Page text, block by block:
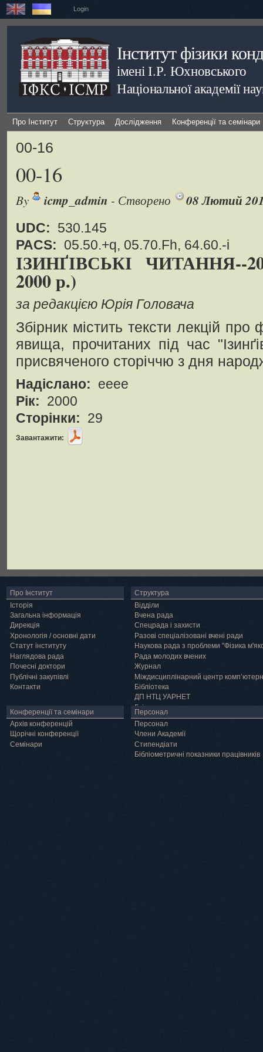
Login
Інститут фізики
імені І.Р. Юхновського
Національної академії
Про Інститут Структура Дослідження Конференції та семінари
00-16
00-16
By icmp_admin - Створено 08 Лютий
UDC: 530.145
PACS: 05.50.+q, 05.70.Fh, 64.60.-i
ІЗИНҐІВСЬКІ ЧИТАННЯ--
2000 р.)
за редакцією Юрія Головача
Збірник містить тексти лекцій про
явища, прочитаних під час
присвяченого сторіччю з дня
Надіслано: eeee
Рік: 2000
Сторінки: 29
Завантажити:
Про Інститут
Історія
Загальна інформація
Дирекція
Хронологія / основні дати
Статут інституту
Наглядова рада
Почесні доктори
Публічні закупівлі
Контакти
Структура
Відділи
Вчена рада
Спецрада і захисти
Разові спеціалізовані вчені ради
Наукова рада з проблеми "Фізика
Рада молодих вчених
Журнал
Міждисциплінарний центр
Бібліотека
ДП НТЦ УАРНЕТ
Грід
Конференції та семінари
Архів конференцій
Щорічні конференції
Семінари
Персонал
Персонал
Члени Академії
Cтипендіати
Бібліометричні показники працівників